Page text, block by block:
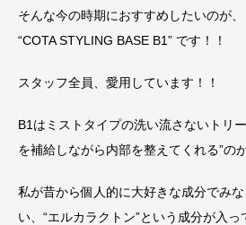
そんな今の時期におすすめしたいのが、
“COTA STYLING BASE B1” です！！
スタッフ全員、愛用しています！！
B1はミストタイプの洗い流さないトリ
を補給しながら内部を整えてくれる”の
私が昔から個人的に大好きな成分でみ
い、“エルカラクトン”という成分が入